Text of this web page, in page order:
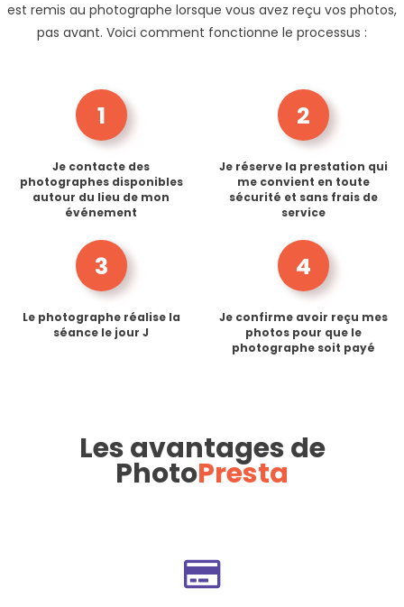
est remis au photographe lorsque vous avez reçu vos photos,
pas avant. Voici comment fonctionne le processus :
1
Je contacte des
photographes disponibles
autour du lieu de mon
événement
2
Je réserve la prestation qui
me convient en toute
sécurité et sans frais de
service
3
Le photographe réalise la
séance le jour J
4
Je confirme avoir reçu mes
photos pour que le
photographe soit payé
Les avantages de
PhotoPresta